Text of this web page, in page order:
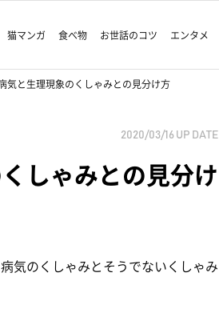
猫マンガ 食べ物 お世話のコツ エンタメ
気と生理現象のくしゃみとの見分け方
2020/03/16 UP DATE
しゃみとの見分け
気のくしゃみとそうでないくしゃみ